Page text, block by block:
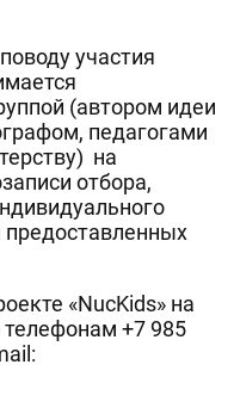
участия
(автором идеи
педагогами
на
отбора,
предоставленных
«NucKids» на
телефонам +7 985